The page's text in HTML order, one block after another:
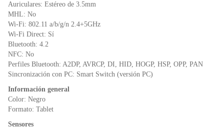
Auriculares: Estéreo de 3.5mm
MHL: No
Wi-Fi: 802.11 a/b/g/n 2.4+5GHz
Wi-Fi Direct: Sí
Bluetooth: 4.2
NFC: No
Perfiles Bluetooth: A2DP, AVRCP, DI, HID, HOGP, HSP, OPP, PAN
Sincronización con PC: Smart Switch (versión PC)
Información general
Color: Negro
Formato: Tablet
Sensores